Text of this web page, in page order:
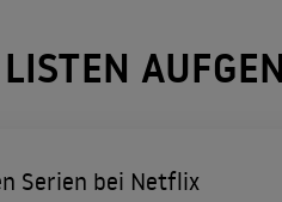
Serien bei Netflix